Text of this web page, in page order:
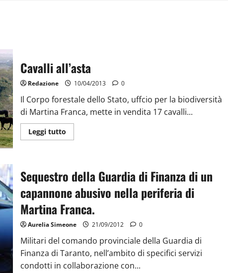
Cavalli all’asta
Redazione 10/04/2013 0
Il Corpo forestale dello Stato, uffcio per la biodiversità
di Martina Franca, mette in vendita 17 cavalli...
Leggi tutto
Sequestro della Guardia di Finanza di un
capannone abusivo nella periferia di
Martina Franca.
Aurelia Simeone 21/09/2012 0
Militari del comando provinciale della Guardia di
Finanza di Taranto, nell’ambito di specifici servizi
condotti in collaborazione con...